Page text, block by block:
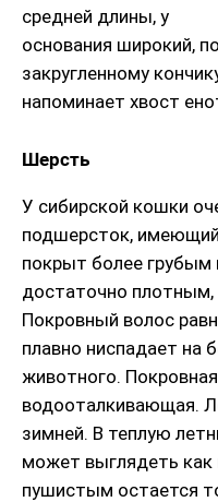
средней длины, у
основания широкий,
закругленному
напоминает хвост
Шерсть
У сибирской кошки
подшерсток,
покрыт более
достаточно
Покровный волос
плавно ниспадает на
животного.
водооталкивающая.
зимней. В теплую
может выглядеть
пушистым остается